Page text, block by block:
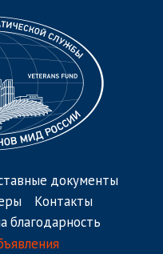
документы
Контакты
благодарность